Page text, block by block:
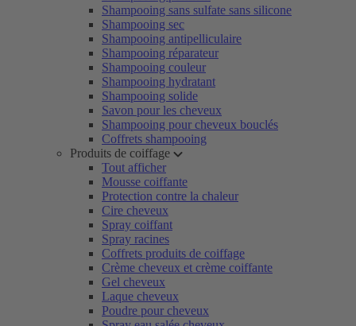
Shampooing sans sulfate sans silicone
Shampooing sec
Shampooing antipelliculaire
Shampooing réparateur
Shampooing couleur
Shampooing hydratant
Shampooing solide
Savon pour les cheveux
Shampooing pour cheveux bouclés
Coffrets shampooing
Produits de coiffage
Tout afficher
Mousse coiffante
Protection contre la chaleur
Cire cheveux
Spray coiffant
Spray racines
Coffrets produits de coiffage
Crème cheveux et crème coiffante
Gel cheveux
Laque cheveux
Poudre pour cheveux